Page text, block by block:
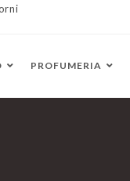
PROFUMERIA